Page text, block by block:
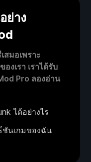
ย่าง
สมอเพราะ
งเรา เราได้รับ
Pro ลองอ่าน
ได้อย่างไร
ชันเกมของฉัน